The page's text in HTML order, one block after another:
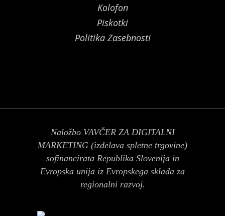
Kolofon
Piskotki
Politika Zasebnosti
Naložbo VAVČER ZA DIGITALNI
MARKETING (izdelava spletne trgovine)
sofinancirata Republika Slovenija in
Evropska unija iz Evropskega sklada za
regionalni razvoj.